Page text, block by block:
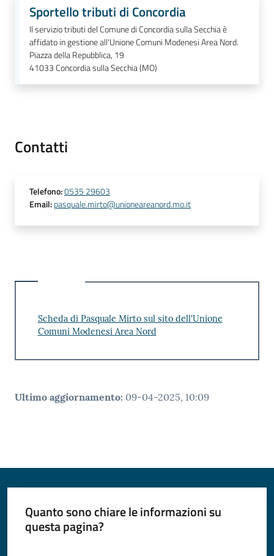
Comune
Sportello
telematico
SUE
Seguici
Sportello tributi di Concordia
Il servizio tributi del Comune di Concordia sulla Secchia è
affidato in gestione all'Unione Comuni Modenesi Area Nord.
Piazza della Repubblica, 19
41033Concordia sulla Secchia (MO)
Contatti
Telefono:0535 29603
Email:pasquale.mirto@unioneareanord.mo.it
Scheda di Pasquale Mirto sul sito dell'Unione
Comuni Modenesi Area Nord
Ultimo aggiornamento: 09-04-2025, 10:09
Quanto sono chiare le informazioni su
questa pagina?